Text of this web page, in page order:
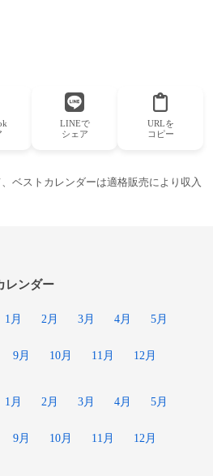
LINEで
シェア
URLを
コピー
ベストカレンダーは適格販売により収入
レンダー
1月 2月 3月 4月 5月
9月 10月 11月 12月
1月 2月 3月 4月 5月
9月 10月 11月 12月